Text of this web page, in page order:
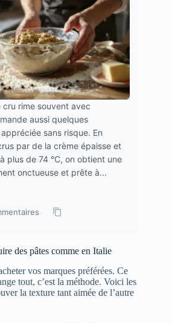
rime souvent avec
aussi quelques
sans risque. En
par de la crème épaisse et
plus de 74 °C, on obtient une
onctueuse et prête à...
·
des pâtes comme en Italie
vos marques préférées. Ce
tout, c’est la méthode. Voici les
la texture tant aimée de l’autre